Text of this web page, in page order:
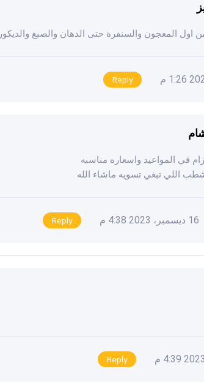
اول المعجون والسنفرة حتى الدهان والصبغ والديكور
Reply
في المواعيد واسعاره مناسبه
اللي تبغي تسويه ماشاء الله
16 ديسمبر، 2023 4:38 م Reply
Reply